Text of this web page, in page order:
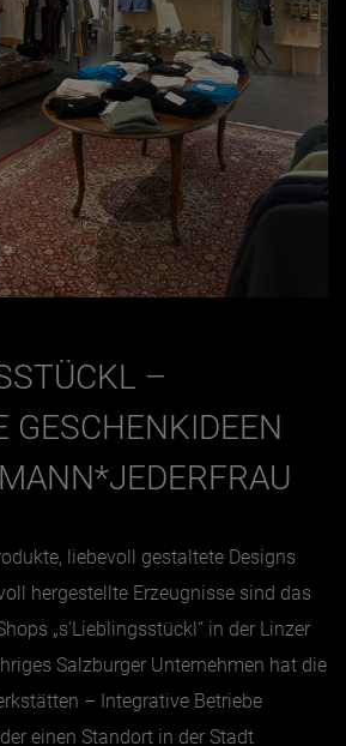
–
GESCHENKIDEEN
liebevoll gestaltete Designs
hergestellte Erzeugnisse sind das
„s’Lieblingsstückl“ in der Linzer
Salzburger Unternehmen hat die
– Integrative Betriebe
einen Standort in der Stadt